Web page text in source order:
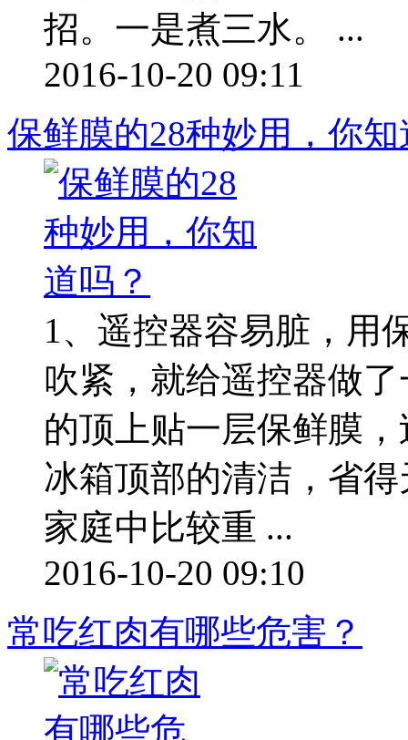
招。一是煮三水。 ...
2016-10-20 09:11
保鲜膜的28种妙用，你
1、遥控器容易脏，用
吹紧，就给遥控器做
的顶上贴一层保鲜膜
冰箱顶部的清洁，省
家庭中比较重 ...
2016-10-20 09:10
常吃红肉有哪些危害？